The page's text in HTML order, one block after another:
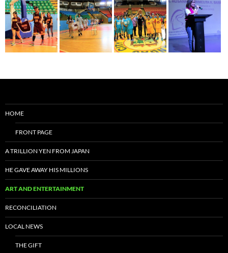
HOME
FRONT PAGE
A TRILLION YEN FROM JAPAN
HE GAVE AWAY HIS MILLIONS
ART AND ENTERTAINMENT
RECONCILIATION
LOCAL NEWS
THE GIFT